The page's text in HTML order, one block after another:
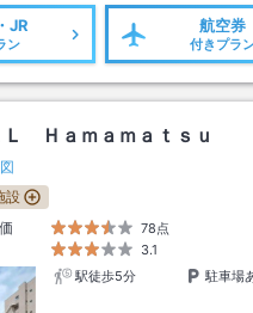
JR
ン
航空券
付きプラ
Ｈａｍａｍａｔｓｕ
設
78点
3.1
駅徒歩5分
駐車場